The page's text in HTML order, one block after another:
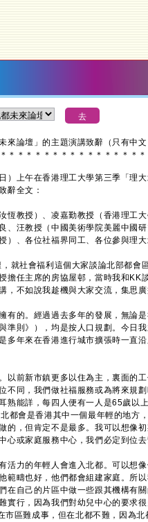
論壇」的主題演講致辭（只有中文
＊ ＊ ＊ ＊ ＊ ＊ ＊ ＊ ＊ ＊ ＊ ＊ ＊ ＊ ＊ ＊ ＊
上午在香港理工大學第三季「理大
辭全文：
恆教授）、凌嘉勤教授（香港理工
汪教授（中國美術學院美麗中國研
、各位社福界同工、各位參與理大
社會福利這個大家談論北部都會
擔任主席的房協屋邨，當時我和KK
不如說我趁機與大家交流，集思廣
的。經過過去多年的發展，無論是
準則》），均是按人口規劃。今日
多年來在香港進行城市擴張時一直
前新市鎮更多以住為主，裏面的工
不同，我們做社福服務或為將來規
熟能詳，每四人便有一人是65歲以
都會是香港其中一個最年輕的地方
的，但肯定不是最多。我可以想像
或家庭服務中心，我們必定到位去
力的年輕人會進入北都。可以想像
範疇也好，他們都會組建家庭。所
在自己的片區中做一些跟其機構有
實行，因為我們對幼兒中心的要求
區難成事，但在北都不難，因為北